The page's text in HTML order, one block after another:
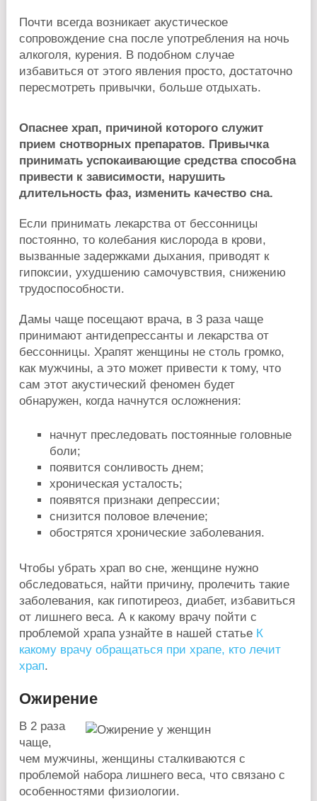
Почти всегда возникает акустическое
сопровождение сна после употребления на ночь
алкоголя, курения. В подобном случае
избавиться от этого явления просто, достаточно
пересмотреть привычки, больше отдыхать.
Опаснее храп, причиной которого служит
прием снотворных препаратов. Привычка
принимать успокаивающие средства способна
привести к зависимости, нарушить
длительность фаз, изменить качество сна.
Если принимать лекарства от бессонницы
постоянно, то колебания кислорода в крови,
вызванные задержками дыхания, приводят к
гипоксии, ухудшению самочувствия, снижению
трудоспособности.
Дамы чаще посещают врача, в 3 раза чаще
принимают антидепрессанты и лекарства от
бессонницы. Храпят женщины не столь громко,
как мужчины, а это может привести к тому, что
сам этот акустический феномен будет
обнаружен, когда начнутся осложнения:
начнут преследовать постоянные головные
боли;
появится сонливость днем;
хроническая усталость;
появятся признаки депрессии;
снизится половое влечение;
обострятся хронические заболевания.
Чтобы убрать храп во сне, женщине нужно
обследоваться, найти причину, пролечить такие
заболевания, как гипотиреоз, диабет, избавиться
от лишнего веса. А к какому врачу пойти с
проблемой храпа узнайте в нашей статье К
какому врачу обращаться при храпе, кто лечит
храп.
Ожирение
В 2 раза
чаще,
чем мужчины, женщины сталкиваются с
проблемой набора лишнего веса, что связано с
особенностями физиологии.